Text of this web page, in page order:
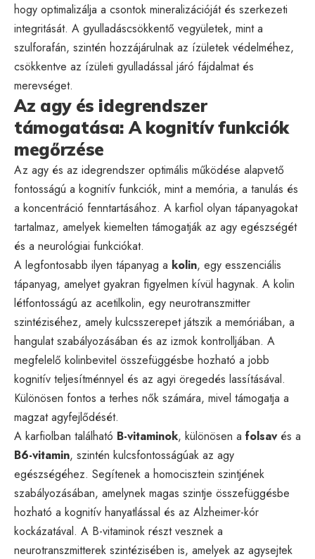
hogy optimalizálja a csontok mineralizációját és szerkezeti
integritását. A gyulladáscsökkentő vegyületek, mint a
szulforafán, szintén hozzájárulnak az ízületek védelméhez,
csökkentve az ízületi gyulladással járó fájdalmat és
merevséget.
Az agy és idegrendszer
támogatása: A kognitív funkciók
megőrzése
Az agy és az idegrendszer optimális működése alapvető
fontosságú a kognitív funkciók, mint a memória, a tanulás és
a koncentráció fenntartásához. A karfiol olyan tápanyagokat
tartalmaz, amelyek kiemelten támogatják az agy egészségét
és a neurológiai funkciókat.
A legfontosabb ilyen tápanyag a kolin, egy esszenciális
tápanyag, amelyet gyakran figyelmen kívül hagynak. A kolin
létfontosságú az acetilkolin, egy neurotranszmitter
szintéziséhez, amely kulcsszerepet játszik a memóriában, a
hangulat szabályozásában és az izmok kontrolljában. A
megfelelő kolinbevitel összefüggésbe hozható a jobb
kognitív teljesítménnyel és az agyi öregedés lassításával.
Különösen fontos a terhes nők számára, mivel támogatja a
magzat agyfejlődését.
A karfiolban található B-vitaminok, különösen a folsavés a
B6-vitamin, szintén kulcsfontosságúak az agy
egészségéhez. Segítenek a homocisztein szintjének
szabályozásában, amelynek magas szintje összefüggésbe
hozható a kognitív hanyatlással és az Alzheimer-kór
kockázatával. A B-vitaminok részt vesznek a
neurotranszmitterek szintézisében is, amelyek az agysejtek